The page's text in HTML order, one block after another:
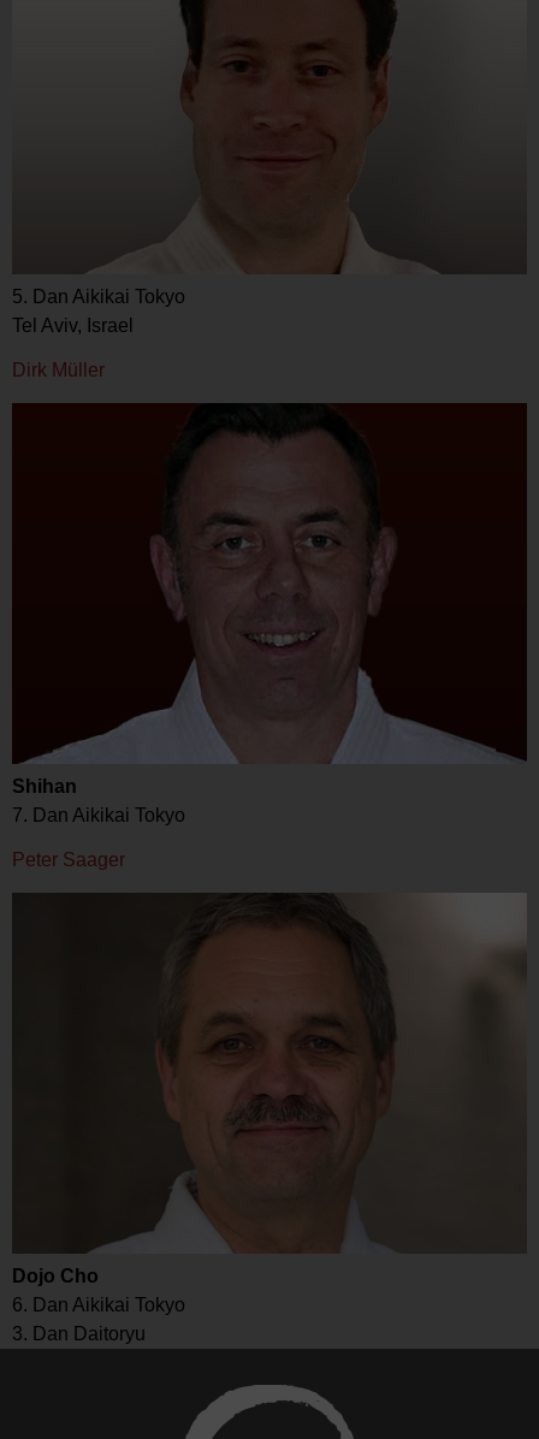
5. Dan Aikikai Tokyo
Tel Aviv, Israel
Dirk Müller
Shihan
7. Dan Aikikai Tokyo
Peter Saager
Dojo Cho
6. Dan Aikikai Tokyo
3. Dan Daitoryu